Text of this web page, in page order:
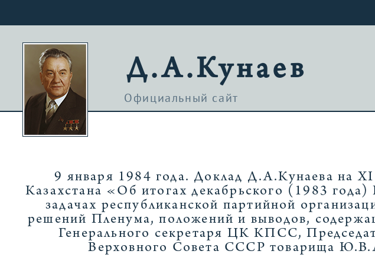
Д.А.Кунаев
Официальный сайт
9 января 1984 года. Доклад Д.А.Кунаева на
Казахстана «Об итогах декабрьского (1983
задачах республиканской партийной
решений Пленума, положений и выводов,
Генерального секретаря ЦК КПСС,
Верховного Совета СССР товарища